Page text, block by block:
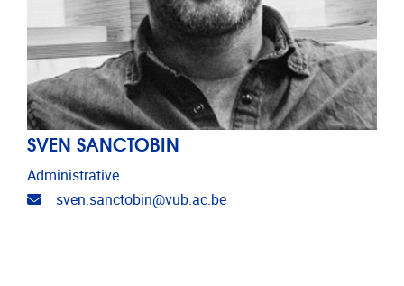
SVEN SANCTOBIN
Administrative
Email address
sven.sanctobin@vub.ac.be